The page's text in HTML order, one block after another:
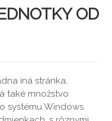
OD
iná stránka,
také množstvo
systému Windows.